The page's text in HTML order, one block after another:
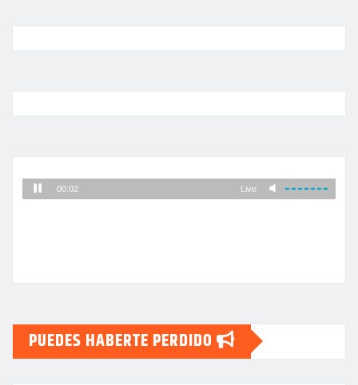
PUEDES HABERTE PERDIDO